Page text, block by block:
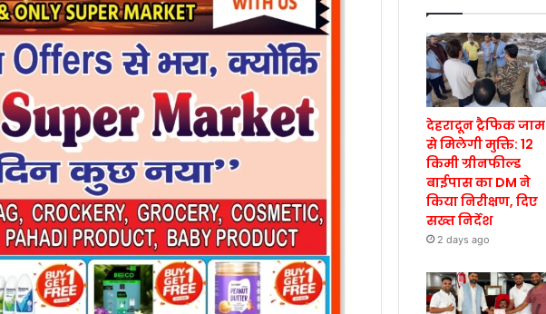
देहरादून ट्रैफिक जाम
से मिलेगी मुक्ति: 12
किमी ग्रीनफील्ड
बाईपास का DM ने
किया निरीक्षण, दिए
सख्त निर्देश
2 days ago